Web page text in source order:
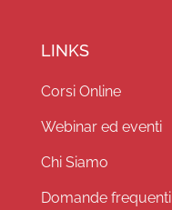
LINKS
Corsi Online
Webinar ed eventi
Chi Siamo
Domande frequenti